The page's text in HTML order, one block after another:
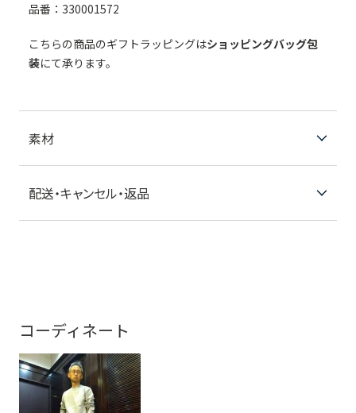
品番：330001572
こちらの商品のギフトラッピングはショッピングバッグ包
装にて承ります。
素材
配送・キャンセル・返品
コーディネート